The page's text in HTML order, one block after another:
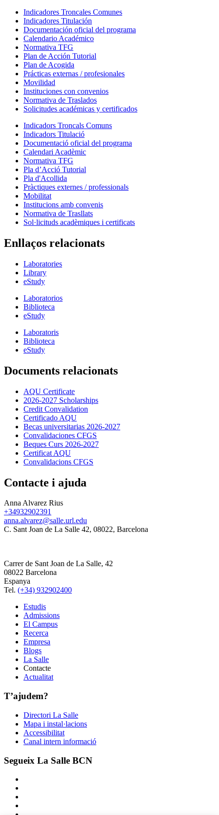
Indicadores Troncales Comunes
Indicadores Titulación
Documentación oficial del programa
Calendario Académico
Normativa TFG
Plan de Acción Tutorial
Plan de Acogida
Prácticas externas / profesionales
Movilidad
Instituciones con convenios
Normativa de Traslados
Solicitudes académicas y certificados
Indicadors Troncals Comuns
Indicadors Titulació
Documentació oficial del programa
Calendari Acadèmic
Normativa TFG
Pla d’Acció Tutorial
Pla d'Acollida
Pràctiques externes / professionals
Mobilitat
Institucions amb convenis
Normativa de Trasllats
Sol·licituds acadèmiques i certificats
Enllaços relacionats
Laboratories
Library
eStudy
Laboratorios
Biblioteca
eStudy
Laboratoris
Biblioteca
eStudy
Documents relacionats
AQU Certificate
2026-2027 Scholarships
Credit Convalidation
Certificado AQU
Becas universitarias 2026-2027
Convalidaciones CFGS
Beques Curs 2026-2027
Certificat AQU
Convalidacions CFGS
Contacte i ajuda
Anna Alvarez Rius
+34932902391
anna.alvarez@salle.url.edu
C. Sant Joan de La Salle 42, 08022, Barcelona
Carrer de Sant Joan de La Salle, 42
08022 Barcelona
Espanya
Tel. (+34) 932902400
Estudis
Admissions
El Campus
Recerca
Empresa
Blogs
La Salle
Contacte
Actualitat
T’ajudem?
Directori La Salle
Mapa i instal·lacions
Accessibilitat
Canal intern informació
Segueix La Salle BCN